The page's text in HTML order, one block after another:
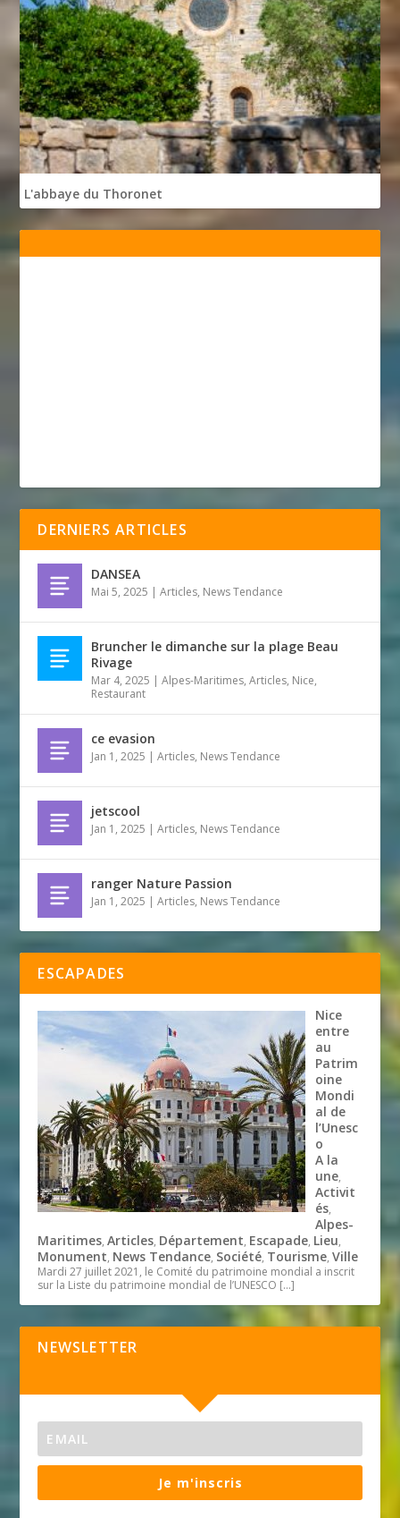
L'abbaye du Thoronet
DERNIERS ARTICLES
DANSEA
Mai 5, 2025 |Articles, News Tendance
Bruncher le dimanche sur la plage Beau
Rivage
Mar 4, 2025 |Alpes-Maritimes,Articles, Nice,
Restaurant
ce evasion
Jan 1, 2025 |Articles, News Tendance
jetscool
Jan 1, 2025 |Articles, News Tendance
ranger Nature Passion
Jan 1, 2025 |Articles, News Tendance
ESCAPADES
Nice
entre
au
Patrim
oine
Mondi
al de
l’Unesc
o
A la
une,
Activit
és,
Alpes-
Maritimes,Articles, Département, Escapade, Lieu,
Monument, News Tendance, Société, Tourisme,Ville
Mardi 27 juillet 2021, le Comité du patrimoine mondial a inscrit
sur la Liste du patrimoine mondial de l’UNESCO […]
NEWSLETTER
Je m'inscris